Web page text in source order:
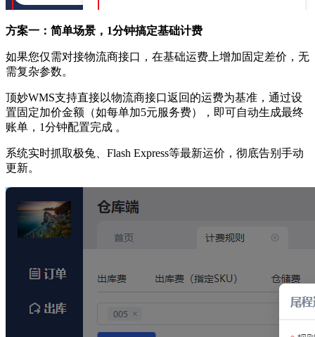
方案一：简单场景，1分钟搞定基础计费
如果您仅需对接物流商接口，在基础运费上增加固定差价，无
需复杂参数。
顶妙WMS支持直接以物流商接口返回的运费为基准，通过设
置固定加价金额（如每单加5元服务费），即可自动生成最终
账单，1分钟配置完成 。
系统实时抓取极兔、Flash Express等最新运价，彻底告别手动
更新。